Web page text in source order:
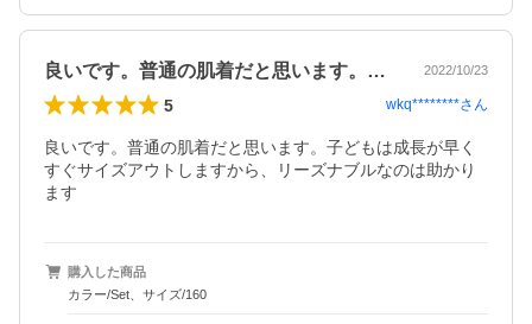
良いです。普通の肌着だと思います。子ど… 2022/10/23
5 wkq********さん
良いです。普通の肌着だと思います。子どもは成長が早く
すぐサイズアウトしますから、リーズナブルなのは助かり
ます
購入した商品
カラー/Set、サイズ/160